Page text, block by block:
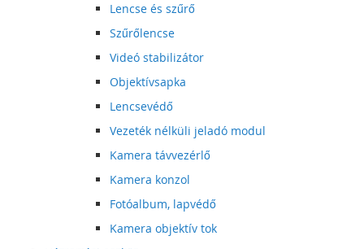
Lencse és szűrő
Szűrőlencse
Videó stabilizátor
Objektívsapka
Lencsevédő
Vezeték nélküli jeladó modul
Kamera távvezérlő
Kamera konzol
Fotóalbum, lapvédő
Kamera objektív tok